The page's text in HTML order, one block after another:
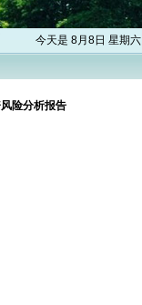
今天是 8月8日 星期六
险分析报告